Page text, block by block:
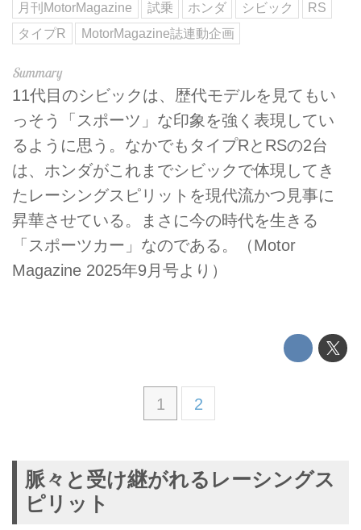
月刊MotorMagazine 試乗 ホンダ シビック
RS
タイプR
MotorMagazine誌連動企画
11代目のシビックは、歴代モデルを見てもい
っそう「スポーツ」な印象を強く表現してい
るように思う。なかでもタイプRとRSの2台
は、ホンダがこれまでシビックで体現してき
たレーシングスピリットを現代流かつ見事に
昇華させている。まさに今の時代を生きる
「スポーツカー」なのである。（Motor
Magazine 2025年9月号より）
1 2
脈々と受け継がれるレーシングス
ピリット